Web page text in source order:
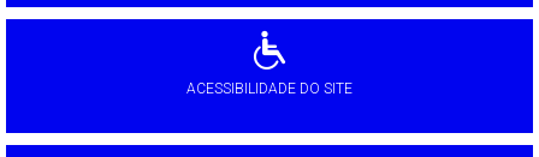
ACESSIBILIDADE DO SITE